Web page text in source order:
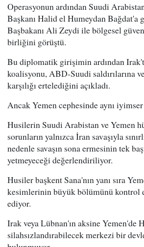
Operasyonun ardından Suudi
Başkanı Halid el Humeydan Bağdat'a
Başbakanı Ali Zeydi ile bölgesel
birliğini görüştü.
Bu diplomatik girişimin ardından
koalisyonu, ABD-Suudi saldırılarına
karşılığı ertelediğini açıkladı.
Ancak Yemen cephesinde aynı
Husilerin Suudi Arabistan ve Yemen
sorunların yalnızca İran savaşıyla
nedenle savaşın sona ermesinin tek
yetmeyeceği değerlendiriliyor.
Husiler başkent Sana'nın yanı sıra
kesimlerinin büyük bölümünü kontrol
ediyor.
Irak veya Lübnan'ın aksine Yemen'de
silahsızlandırabilecek merkezi bir